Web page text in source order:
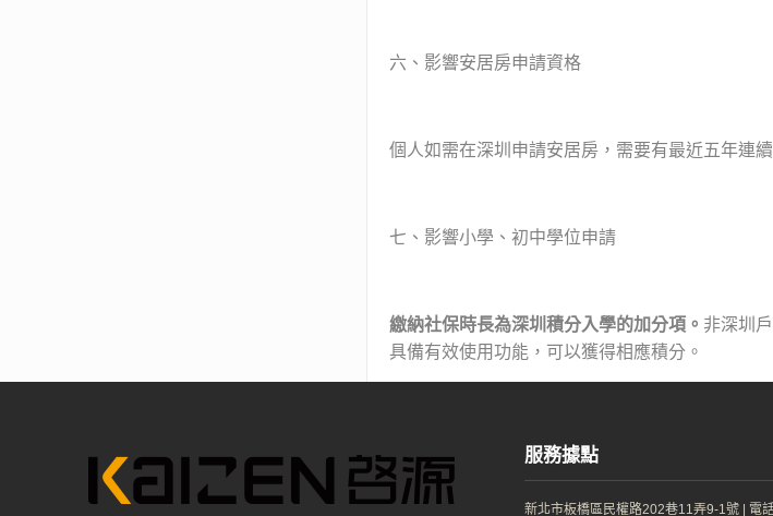
六、影響安居房申請資格
個人如需在深圳申請安居房，需要有最近五年連
七、影響小學、初中學位申請
繳納社保時長為深圳積分入學的加分項。 非深圳
具備有效使用功能，可以獲得相應積分。
服務據點
新北市板橋區民權路202巷11弄9-1號| 電